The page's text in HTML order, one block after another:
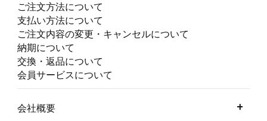
ご注文方法について
支払い方法について
ご注文内容の変更・キャンセルについて
納期について
交換・返品について
会員サービスについて
会社概要